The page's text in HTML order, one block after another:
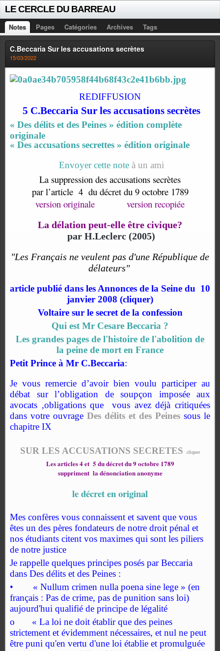
LE CERCLE DU BARREAU
Notes Pages Catégories Archives Tags
C.Beccaria Sur les accusations secrètes
15/03/2022
REDIFFUSION
5 C.Beccaria Sur les accusations secrètes
« Des délits et des Peines » édition complète
originale
« Des accusations secrettes » édition originale
Envoyer cette note à un ami
La suppression des accusations secrètes
par l’article 4 du décret du 9 octobre 1789
version originale
version recopiée
La délation peut-elle être civique?
par H.Leclerc (2005)
"Les Français ne veulent pas d'une République de
délateurs"
article publié dans les Annonces de la Seine du 10
janvier 2008 (cliquer)
Voltaire sur le secret de la confession
Qui est Mr Cesare Beccaria ?
Les grandes pages de l'histoire de l'abolition de
la peine de mort en France
Petit Prince à Mr C.Beccaria:
Je vous remercie d’avoir bien voulu participer au
débat sur l’obligation de soupçon imposée aux
avocats ,obligations que vous avez déjà critiquées
dans votre ouvrage Des délits et des Peines sous le
chapitre IX
SUR LES ACCUSATIONS SECRETES .cliquer
Les articles 4 et 5 du décret du 9 octobre 1789
suppriment la dénonciation anonyme
le décret en original
Mes confères vous connaissent et savent que vous
êtes un des pères fondateurs de notre droit pénal et
nos étudiants citent vos maximes qui sont les piliers
de notre justice
Je rappelle quelques principes posés par Beccaria
dans Des délits et des Peines :
• « Nullum crimen nulla poena sine lege » (en
français : Pas de crime, pas de punition sans loi)
aujourd'hui qualifié de principe de légalité
o « La loi ne doit établir que des peines
strictement et évidemment nécessaires, et nul ne peut
être puni qu'en vertu d'une loi établie et promulguée